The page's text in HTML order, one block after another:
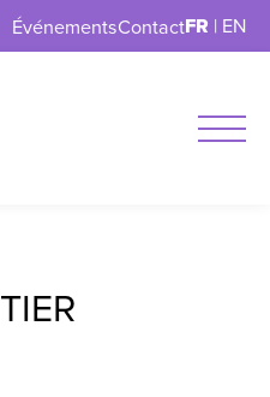
ÉvénementsContactFR | EN